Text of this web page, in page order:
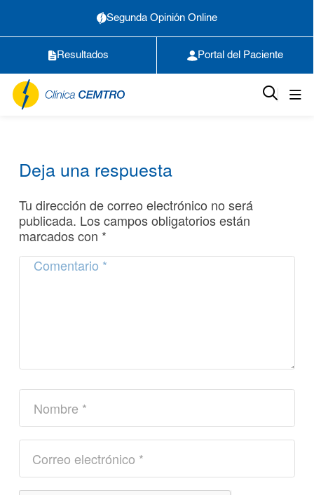
Segunda Opinión Online
Resultados Portal del Paciente
Deja una respuesta
Tu dirección de correo electrónico no será
publicada. Los campos obligatorios están
marcados con *